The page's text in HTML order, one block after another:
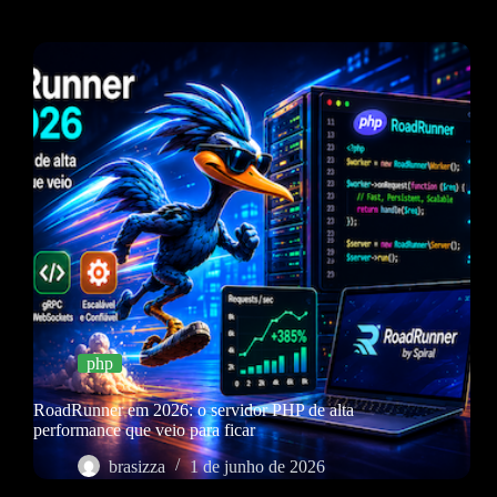
php
RoadRunner em 2026: o servidor PHP de alta
performance que veio para ficar
brasizza
1 de junho de 2026